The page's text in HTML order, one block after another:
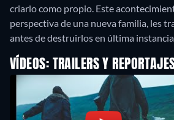
criarlo como propio. Este
perspectiva de una nueva familia, les
antes de destruirlos en última
VÍDEOS: TRAILERS Y